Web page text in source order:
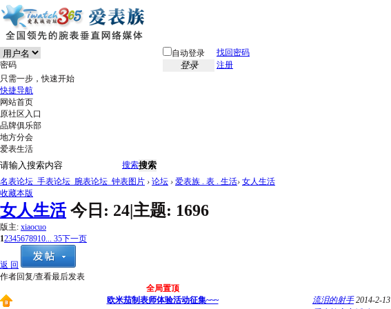
自动登录
找回密码
密码
登录
注册
只需一步，快速开始
快捷导航
网站首页
原社区入口
品牌俱乐部
地方分会
爱表生活
搜索搜索
名表论坛_手表论坛_腕表论坛_钟表图片 › 论坛 › 爱表族 . 表 . 生活› 女人生活
收藏本版
女人生活 今日: 24|主题: 1696
版主: xiaocuo
12345678910... 35下一页
返 回
作者回复/查看最后发表
全局置顶
欧米茄制表师体验活动征集~~~
流泪的射手 2014-2-13